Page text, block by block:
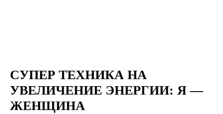
СУПЕР ТЕХНИКА НА
УВЕЛИЧЕНИЕ ЭНЕРГИИ: Я —
ЖЕНЩИНА